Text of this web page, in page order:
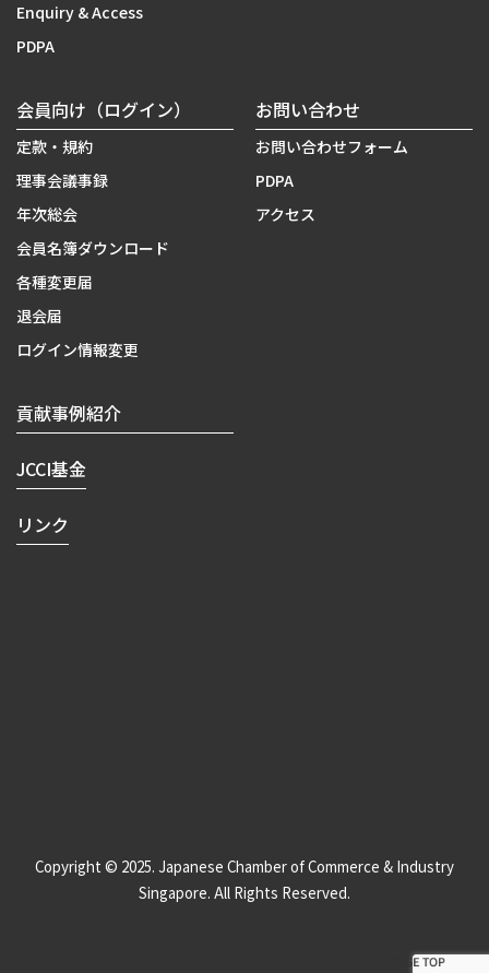
Enquiry & Access
PDPA
会員向け（ログイン）
定款・規約
理事会議事録
年次総会
会員名簿ダウンロード
各種変更届
退会届
ログイン情報変更
お問い合わせ
お問い合わせフォーム
PDPA
アクセス
貢献事例紹介
JCCI基金
リンク
Copyright © 2025. Japanese Chamber of Commerce & Industry
Singapore. All Rights Reserved.